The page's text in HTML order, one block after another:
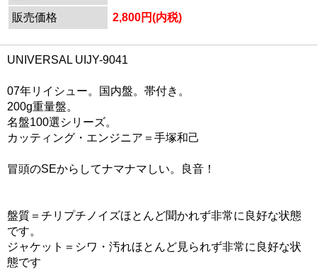
販売価格
2,800円(内税)
UNIVERSAL UIJY-9041
07年リイシュー。国内盤。帯付き。
200g重量盤。
名盤100選シリーズ。
カッティング・エンジニア＝手塚和己
冒頭のSEからしてナマナマしい。良音！
盤質＝チリプチノイズほとんど聞かれず非常に良好な状態
です。
ジャケット＝シワ・汚れほとんど見られず非常に良好な状
態です